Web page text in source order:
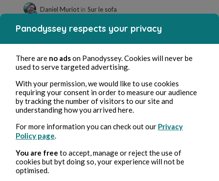
Daniel Muriot in Sur le sofa
Mar 2, 2024 16 minuti di lettura
Vers un Réseau Social qui me correspond
Society
8
3 Comments 1 Repost 11481
Panodyssey respects your privacy
There are no adson Panodyssey. Cookies will never be
used to serve targeted advertising.
With your permission, we would like to use cookies
requiring your consent in order to measure our audience
by tracking the number of visitors to our site and
understanding how you arrived here.
For more information you can check out our Privacy
Policy page
You are free to accept, manage or reject the use of
cookies but byt doing so, your experience will not be
optimised.